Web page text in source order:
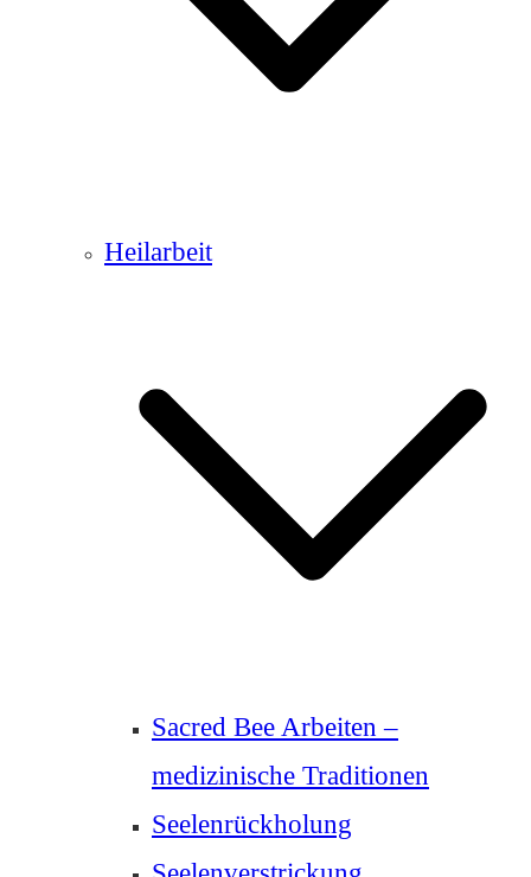
Heilarbeit
Sacred Bee Arbeiten –
medizinische Traditionen
Seelenrückholung